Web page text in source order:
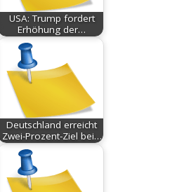
USA: Trump fordert
Erhöhung der…
Deutschland erreicht
Zwei-Prozent-Ziel bei…